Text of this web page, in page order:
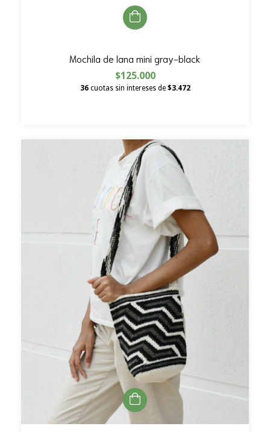
Mochila de lana mini gray-black
$125.000
36 cuotas sin intereses de $3.472